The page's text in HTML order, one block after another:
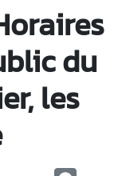
du
les